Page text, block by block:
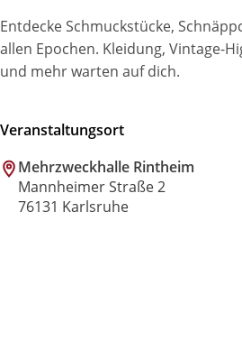
Entdecke Schmuckstücke,
allen Epochen. Kleidung, Vintage-
und mehr warten auf dich.
Veranstaltungsort
Mehrzweckhalle Rintheim
Mannheimer Straße 2
76131 Karlsruhe